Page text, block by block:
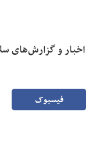
اخبار و گزارش‌های
فیسبوک